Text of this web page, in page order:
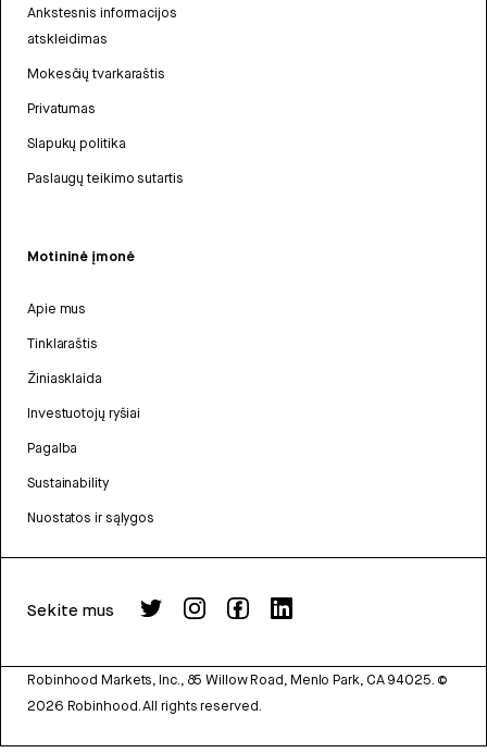
Ankstesnis informacijos
atskleidimas
Mokesčių tvarkaraštis
Privatumas
Slapukų politika
Paslaugų teikimo sutartis
Motininė įmonė
Apie mus
Tinklaraštis
Žiniasklaida
Investuotojų ryšiai
Pagalba
Sustainability
Nuostatos ir sąlygos
Sekite mus
Robinhood Markets, Inc., 85 Willow Road, Menlo Park, CA 94025. ©
2026 Robinhood. All rights reserved.